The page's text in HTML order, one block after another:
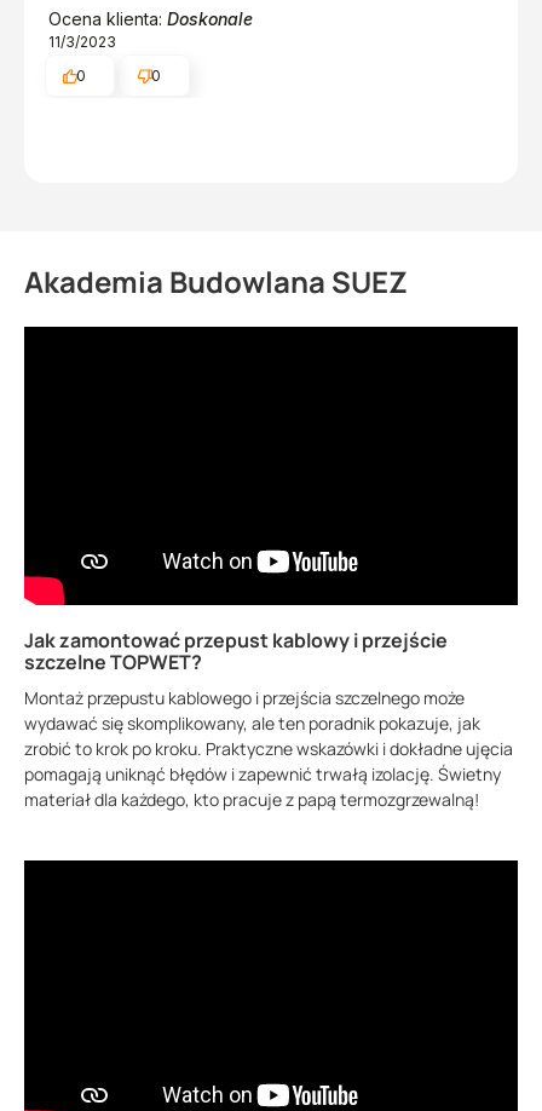
Ocena klienta: Doskonale
11/3/2023
0
0
Akademia Budowlana SUEZ
Jak zamontować przepust kablowy i przejście
szczelne TOPWET?
Montaż przepustu kablowego i przejścia szczelnego może
wydawać się skomplikowany, ale ten poradnik pokazuje, jak
zrobić to krok po kroku. Praktyczne wskazówki i dokładne ujęcia
pomagają uniknąć błędów i zapewnić trwałą izolację. Świetny
materiał dla każdego, kto pracuje z papą termozgrzewalną!